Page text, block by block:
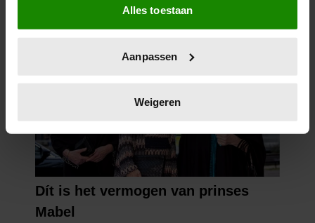
Informatie verzamelen over uw geografische
locatie, die tot een paar meter nauwkeurig kan zijn
scannen op specifieke eigenschappen (fingerprinting)
verwerkt en stel uw voorkeuren in het
intrekken in de Cookieverklaring.
We gebruiken cookies om content en advertenties te
personaliseren, om functies voor social media te bieden
en om ons websiteverkeer te analyseren. Ook delen we
informatie over uw gebruik van onze site met onze
Alles toestaan
Aanpassen
Weigeren